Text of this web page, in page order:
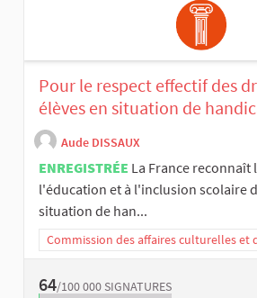
Pour le respect effectif des
élèves en situation de
Aude DISSAUX
ENREGISTRÉE La France reconnaît
l'éducation et à l'inclusion scolaire
situation de han...
Commission des affaires culturelles et
64/100 000 SIGNATURES